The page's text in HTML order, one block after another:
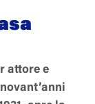
attore e